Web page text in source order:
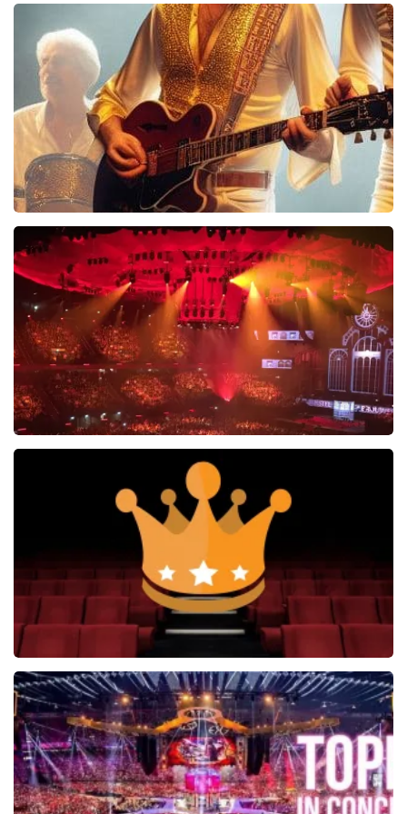
40 45 De Musical
2588+reviews
BEKIJKEN
Bee Gees Forever
845+reviews
BEKIJKEN
Vrienden Van Amstel Live
1252+reviews
BEKIJKEN
Soldaat van Oranje
6648+reviews
BEKIJKEN